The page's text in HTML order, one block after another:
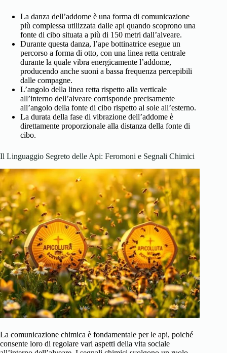
La danza dell’addome è una forma di comunicazione
più complessa utilizzata dalle api quando scoprono una
fonte di cibo situata a più di 150 metri dall’alveare.
Durante questa danza, l’ape bottinatrice esegue un
percorso a forma di otto, con una linea retta centrale
durante la quale vibra energicamente l’addome,
producendo anche suoni a bassa frequenza percepibili
dalle compagne.
L’angolo della linea retta rispetto alla verticale
all’interno dell’alveare corrisponde precisamente
all’angolo della fonte di cibo rispetto al sole all’esterno.
La durata della fase di vibrazione dell’addome è
direttamente proporzionale alla distanza della fonte di
cibo.
Il Linguaggio Segreto delle Api: Feromoni e Segnali Chimici
La comunicazione chimica è fondamentale per le api, poiché
consente loro di regolare vari aspetti della vita sociale